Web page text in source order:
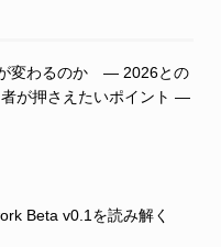
変わるのか ― 2026との
が押さえたいポイント ―
Beta v0.1を読み解く